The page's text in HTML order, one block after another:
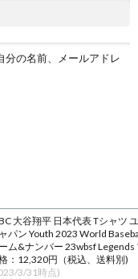
分の名前、メールアドレ
大谷翔平 日本代表 Tシャツ
パン Youth 2023 World
ム&ナンバー 23wbsf Legends
：12,320円（税込、送料別)
3/31時点)